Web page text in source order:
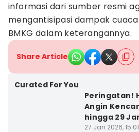
informasi dari sumber resmi
mengantisipasi dampak
BMKG dalam keterangannya.
Share Article
Curated For You
Peringatan!
Angin
hingga 29
27 Jan 2026,